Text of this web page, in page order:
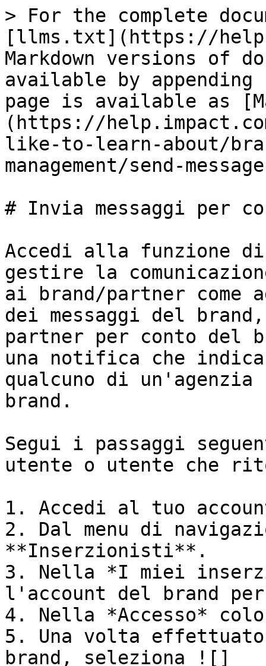
> For the complete
[llms.txt](https://
Markdown versions of
available by
page is available as
(https://
like-to-learn-about/
management/send-
# Invia messaggi per
Accedi alla funzione
gestire la
ai brand/partner come
dei messaggi del
partner per conto del
una notifica che
qualcuno di
brand.
Segui i passaggi
utente o utente che
1. Accedi al tuo
2. Dal menu di
**Inserzionisti**.
3. Nella *I miei
l'account del brand
4. Nella *Accesso*
5. Una volta
brand, seleziona ![]